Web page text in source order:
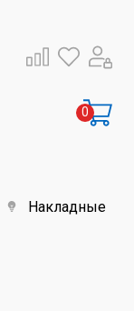
Накладные